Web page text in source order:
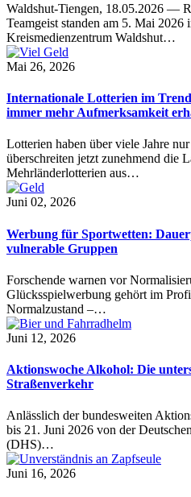
Waldshut-Tiengen, 18.05.2026 —
Teamgeist standen am 5. Mai
Kreismedienzentrum Waldshut…
Mai 26, 2026
Internationale Lotterien im
immer mehr Aufmerksamkeit
Lotterien haben über viele Jahre
überschreiten jetzt zunehmend die
Mehrländerlotterien aus…
Juni 02, 2026
Werbung für Sportwetten:
vulnerable Gruppen
Forschende warnen vor
Glücksspielwerbung gehört im
Normalzustand –…
Juni 12, 2026
Aktionswoche Alkohol: Die
Straßenverkehr
Anlässlich der bundesweiten
bis 21. Juni 2026 von der
(DHS)…
Juni 16, 2026